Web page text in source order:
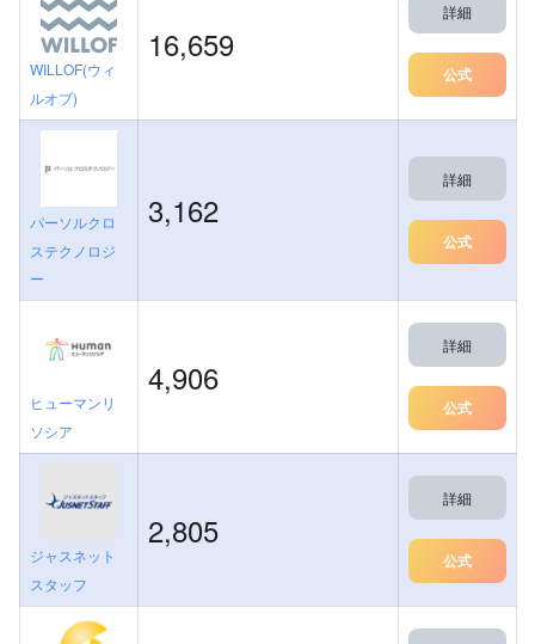
WILLOF(ウィ
ルオブ)
16,659
詳細
公式
パーソルクロ
ステクノロジ
ー
3,162
詳細
公式
ヒューマンリ
ソシア
4,906
詳細
公式
ジャスネット
スタッフ
2,805
詳細
公式